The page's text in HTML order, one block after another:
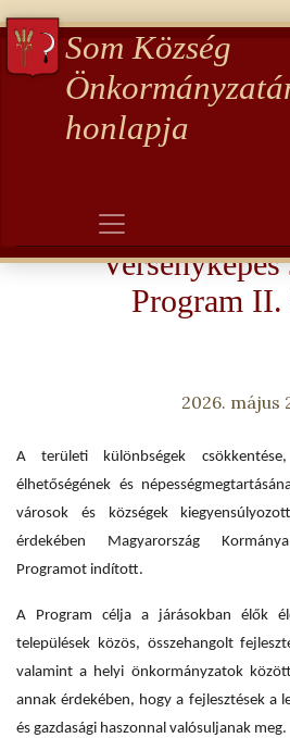
Som Község
honlapja
Versenyképes
Program II.
2026. május
A területi különbségek
élhetőségének és
városok és községek
érdekében Magyarország
Programot indított.
A Program célja a járásokban élők
települések közös, összehangolt
valamint a helyi önkormányzatok
annak érdekében, hogy a fejlesztések a
és gazdasági haszonnal valósuljanak meg.